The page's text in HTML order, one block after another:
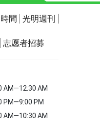
會時間
習聖經
經故事
庫
間 光明週刊
志愿者招募
AM—12:30 AM
PM—9:00 PM
AM—10:30 AM